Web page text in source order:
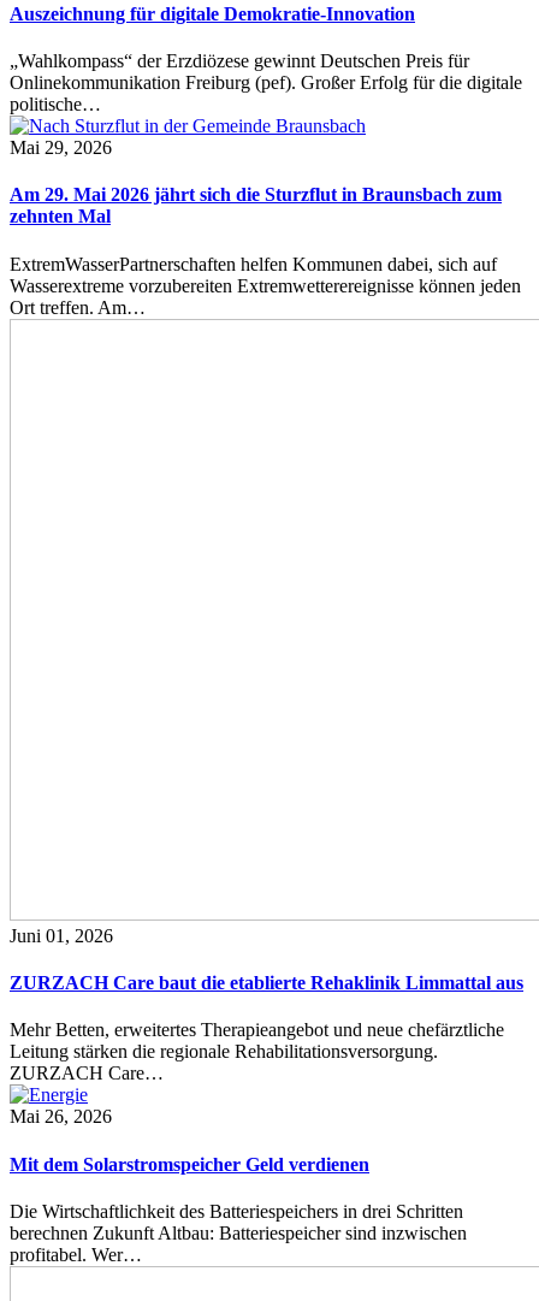
Auszeichnung für digitale Demokratie-Innovation
„Wahlkompass“ der Erzdiözese gewinnt Deutschen Preis für
Onlinekommunikation Freiburg (pef). Großer Erfolg für die digitale
politische…
Mai 29, 2026
Am 29. Mai 2026 jährt sich die Sturzflut in Braunsbach zum
zehnten Mal
ExtremWasserPartnerschaften helfen Kommunen dabei, sich auf
Wasserextreme vorzubereiten Extremwetterereignisse können jeden
Ort treffen. Am…
Juni 01, 2026
ZURZACH Care baut die etablierte Rehaklinik Limmattal aus
Mehr Betten, erweitertes Therapieangebot und neue chefärztliche
Leitung stärken die regionale Rehabilitationsversorgung.
ZURZACH Care…
Mai 26, 2026
Mit dem Solarstromspeicher Geld verdienen
Die Wirtschaftlichkeit des Batteriespeichers in drei Schritten
berechnen Zukunft Altbau: Batteriespeicher sind inzwischen
profitabel. Wer…